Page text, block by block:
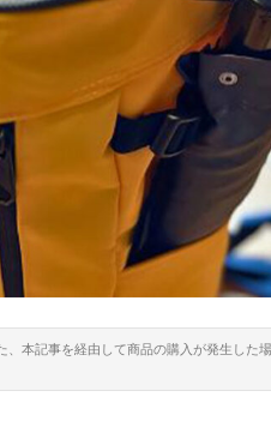
本記事を経由して商品の購入が発生した
ファ
「ス
ル
の
ま
ファ
「疲
ラン
5』
ファ
「
た…